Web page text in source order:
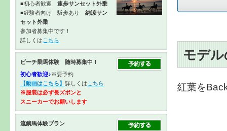
モデ
紅葉を
■初心者歓迎 速歩サンセット外乗
■経験者向け 駈歩あり 納涼サン
セット外乗
参加者募集中です！
詳しくは こちら
ビーチ乗馬体験 随時募集中！
初心者歓迎♪※要予約
【動画はこちら】 詳しくは こちら
※服装は必ず長ズボンと
スニーカーでお願いします
流鏑馬体験プラン